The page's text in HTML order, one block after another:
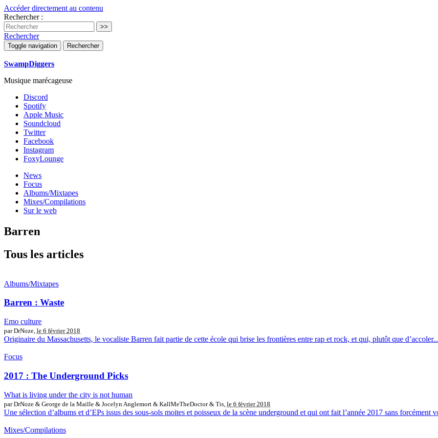
Accéder directement au contenu
Rechercher :
Rechercher
Toggle navigation Rechercher
SwampDiggers
Musique marécageuse
Discord
Spotify
Apple Music
Soundcloud
Twitter
Facebook
Instagram
FoxyLounge
News
Focus
Albums/Mixtapes
Mixes/Compilations
Sur le web
Barren
Tous les articles
Albums/Mixtapes
Barren : Waste
Emo culture
par DrNoze, le 6 février 2018
Originaire du Massachusetts, le vocaliste Barren fait partie de cette école qui brise les frontières entre rap et rock, et qui, plutôt que d’accoler...
Focus
2017 : The Underground Picks
What is living under the city is not human
par DrNoze & George de la Maille & Jocelyn Anglemort & KallMeTheDoctor & Tis, le 6 février 2018
Une sélection d’albums et d’EPs issus des sous-sols moites et poisseux de la scène underground et qui ont fait l’année 2017 sans forcément
Mixes/Compilations